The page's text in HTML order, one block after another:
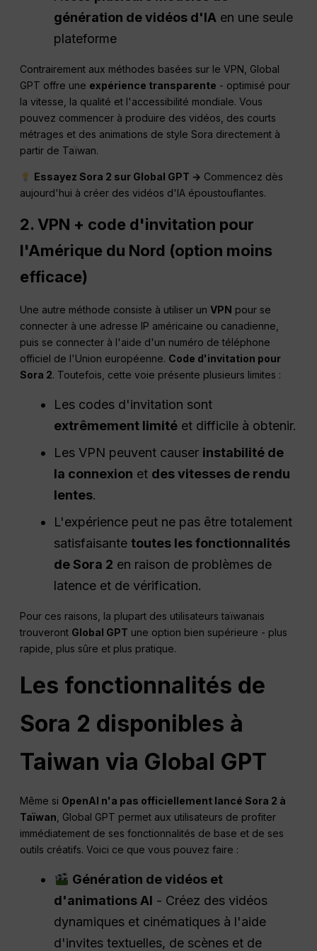
génération de vidéos d'IA en une seule
plateforme
Contrairement aux méthodes basées sur le VPN, Global
GPT offre une expérience transparente - optimisé pour
la vitesse, la qualité et l'accessibilité mondiale. Vous
pouvez commencer à produire des vidéos, des courts
métrages et des animations de style Sora directement à
partir de Taïwan.
Essayez Sora 2 sur Global GPT → Commencez dès
aujourd'hui à créer des vidéos d'IA époustouflantes.
2. VPN + code d'invitation pour
l'Amérique du Nord (option moins
efficace)
Une autre méthode consiste à utiliser unVPN pour se
connecter à une adresse IP américaine ou canadienne,
puis se connecter à l'aide d'un numéro de téléphone
officiel de l'Union européenne. Code d'invitation pour
Sora 2. Toutefois, cette voie présente plusieurs limites :
Les codes d'invitation sont
extrêmement limité et difficile à obtenir.
Les VPN peuvent causer instabilité de
la connexion et des vitesses de rendu
lentes.
L'expérience peut ne pas être totalement
satisfaisantetoutes les fonctionnalités
de Sora 2 en raison de problèmes de
latence et de vérification.
Pour ces raisons, la plupart des utilisateurs taïwanais
trouveront Global GPT une option bien supérieure - plus
rapide, plus sûre et plus pratique.
Les fonctionnalités de
Sora 2 disponibles à
Taiwan via Global GPT
Même si OpenAI n'a pas officiellement lancé Sora 2 à
Taïwan , Global GPT permet aux utilisateurs de profiter
immédiatement de ses fonctionnalités de base et de ses
outils créatifs. Voici ce que vous pouvez faire :
Génération de vidéos et
d'animations AI - Créez des vidéos
dynamiques et cinématiques à l'aide
d'invites textuelles, de scènes et de